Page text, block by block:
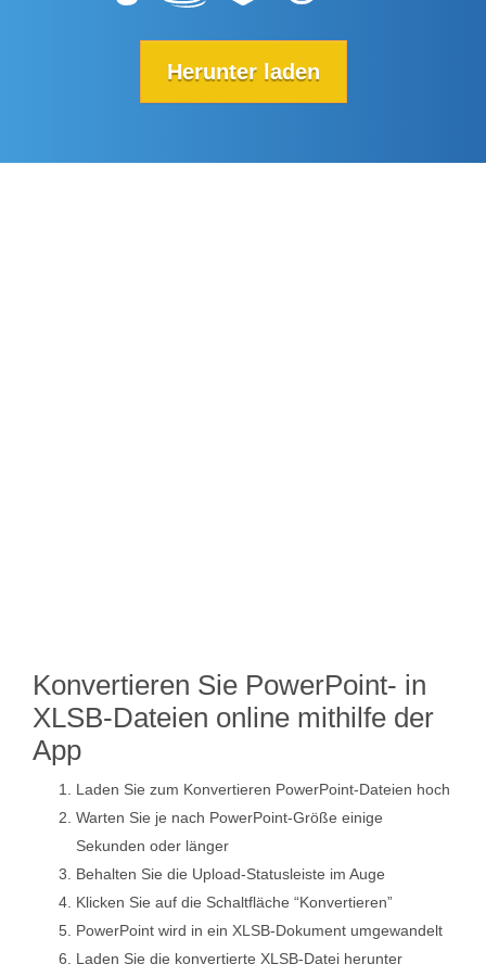
Herunter laden
Konvertieren Sie PowerPoint- in
XLSB-Dateien online mithilfe der
App
Laden Sie zum Konvertieren PowerPoint-Dateien hoch
Warten Sie je nach PowerPoint-Größe einige
Sekunden oder länger
Behalten Sie die Upload-Statusleiste im Auge
Klicken Sie auf die Schaltfläche “Konvertieren”
PowerPoint wird in ein XLSB-Dokument umgewandelt
Laden Sie die konvertierte XLSB-Datei herunter